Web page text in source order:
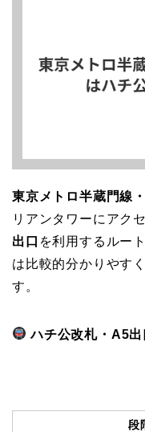
東京メトロ半蔵門線
リアンタワーにアク
出口 を利用するルー
は比較的分かりやす
す。
ハチ公改札・A5
段